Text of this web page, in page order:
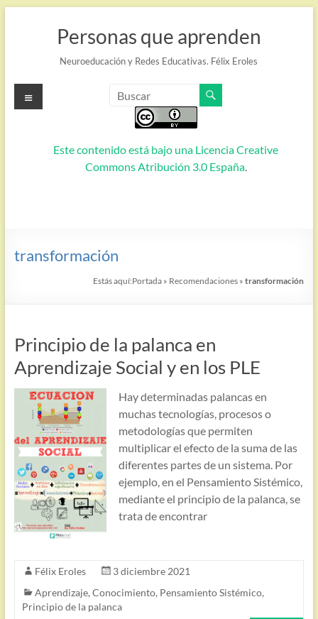
Personas que aprenden
Neuroeducación y Redes Educativas. Félix Eroles
Este contenido está bajo una Licencia Creative
Commons Atribución 3.0 España.
Menú
transformación
Estás aquí:Portada » Recomendaciones »transformación
Principio de la palanca en
Aprendizaje Social y en los PLE
Hay determinadas palancas en
muchas tecnologías, procesos o
metodologías que permiten
multiplicar el efecto de la suma de las
diferentes partes de un sistema. Por
ejemplo, en el Pensamiento Sistémico,
mediante el principio de la palanca, se
trata de encontrar
Félix Eroles
3 diciembre 2021
Aprendizaje, Conocimiento, Pensamiento Sistémico,
Principio de la palanca